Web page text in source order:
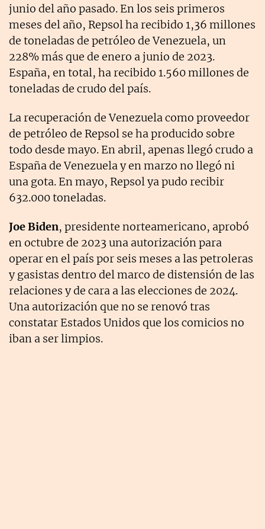
junio del año pasado. En los seis primeros
meses del año, Repsol ha recibido 1,36 millones
de toneladas de petróleo de Venezuela, un
228% más que de enero a junio de 2023.
España, en total, ha recibido 1.560 millones de
toneladas de crudo del país.
La recuperación de Venezuela como proveedor
de petróleo de Repsol se ha producido sobre
todo desde mayo. En abril, apenas llegó crudo a
España de Venezuela y en marzo no llegó ni
una gota. En mayo, Repsol ya pudo recibir
632.000 toneladas.
Joe Biden, presidente norteamericano, aprobó
en octubre de 2023 una autorización para
operar en el país por seis meses a las petroleras
y gasistas dentro del marco de distensión de las
relaciones y de cara a las elecciones de 2024.
Una autorización que no se renovó tras
constatar Estados Unidos que los comicios no
iban a ser limpios.